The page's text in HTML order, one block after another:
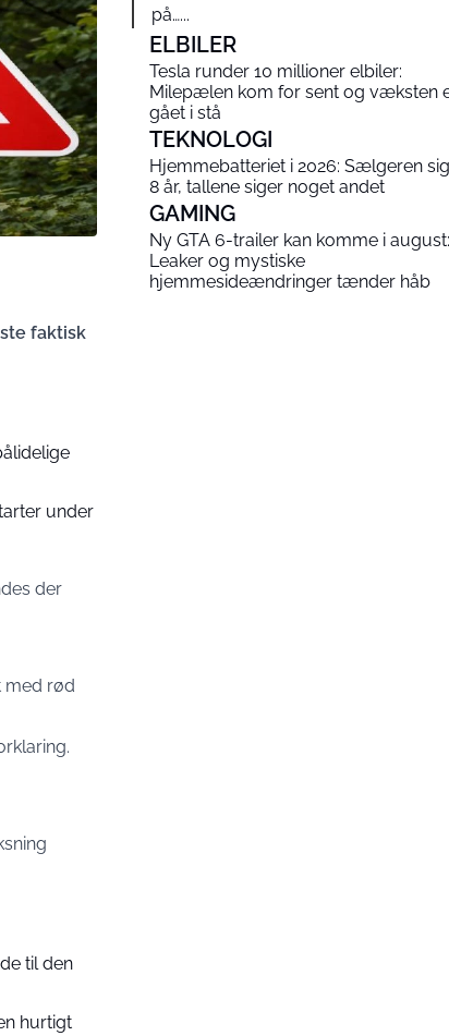
faktisk
under
der
med rød
til den
hurtigt
på…...
ELBILER
Tesla runder 10 millioner elbiler:
Milepælen kom for sent og væksten
gået i stå
TEKNOLOGI
Hjemmebatteriet i 2026: Sælgeren
8 år, tallene siger noget andet
GAMING
Ny GTA 6-trailer kan komme i august:
Leaker og mystiske
hjemmesideændringer tænder håb